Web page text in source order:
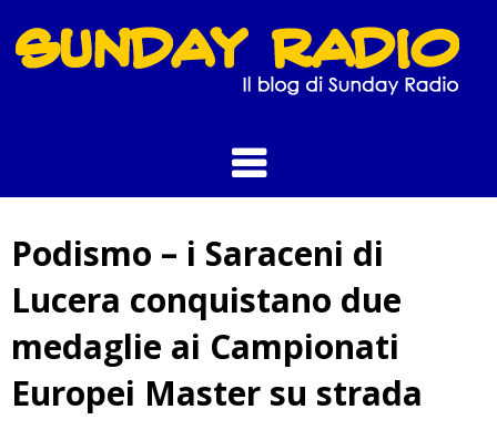
to
content
Podismo – i Saraceni di
Lucera conquistano due
medaglie ai Campionati
Europei Master su strada